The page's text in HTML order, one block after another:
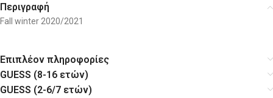
Περιγραφή
Fall winter 2020/2021
Επιπλέον πληροφορίες
GUESS (8-16 ετών)
GUESS (2-6/7 ετών)